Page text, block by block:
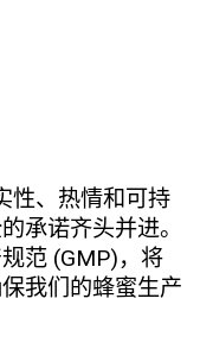
性、热情和可持
承诺齐头并进。
范 (GMP)，将
我们的蜂蜜生产